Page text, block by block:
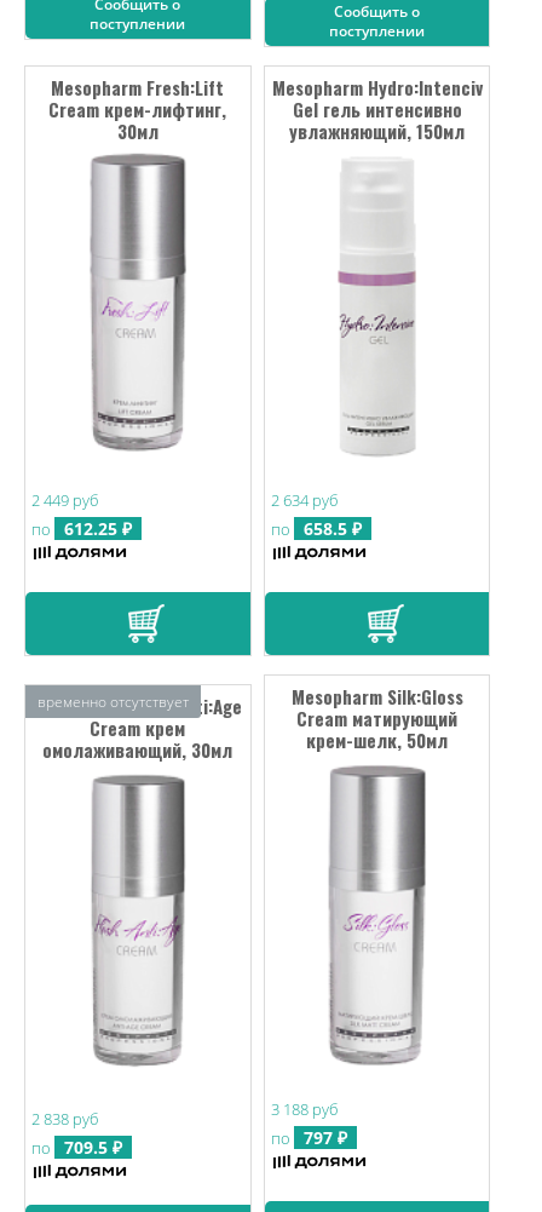
поступлении
Сообщить о
поступлении
Mesopharm Fresh:Lift
Cream крем-лифтинг,
30мл
2 449 руб
по
612.25 ₽
Mesopharm Hydro:Intenciv
Gel гель интенсивно
увлажняющий, 150мл
2 634 руб
по
658.5 ₽
Mesopharm Flash Anti:Age
Cream крем
омолаживающий, 30мл
2 838 руб
по
709.5 ₽
временно отсутствует
Mesopharm Silk:Gloss
Cream матирующий
крем-шелк, 50мл
3 188 руб
по
797 ₽